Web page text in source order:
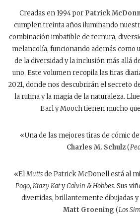
Creadas en 1994 por Patrick
cumplen treinta años iluminando
combinación imbatible de ternura,
melancolía, funcionando además como
de la diversidad y la inclusión más allá
uno. Este volumen recopila las tiras
2021, donde nos descubrirán el secreto
la rutina y la magia de la naturaleza.
Earl y Mooch tienen mucho
«Una de las mejores tiras de cómic
Charles M. Schulz(
«ElMuttsde Patrick McDonell está al
Pogo, Krazy KatyCalvin & Hobbes. Sus
divertidas, brillantemente dibujadas
Matt Groening (Los